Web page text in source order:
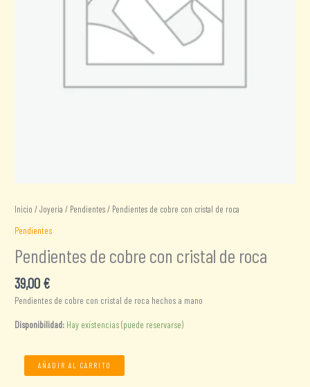
Inicio /Joyería / Pendientes/ Pendientes de cobre con cristal de roca
Pendientes
Pendientes de cobre con cristal de roca
39,00 €
Pendientes de cobre con cristal de roca hechos a mano
Disponibilidad: Hay existencias (puede reservarse)
PendientesAÑADIR AL CARRITO